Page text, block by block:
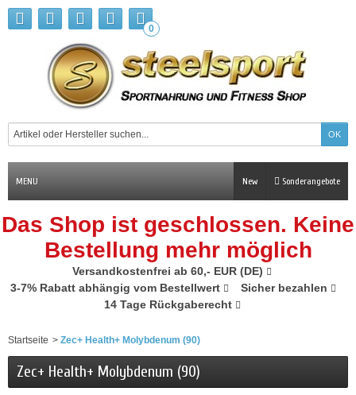
0
MENU Sonderangebote
New
Das Shop ist geschlossen. Keine
Bestellung mehr möglich
Versandkostenfrei ab 60,- EUR (DE)
3-7% Rabatt abhängig vom Bestellwert
Sicher bezahlen
14 Tage Rückgaberecht
Startseite > Zec+ Health+ Molybdenum (90)
Zec+ Health+ Molybdenum (90)